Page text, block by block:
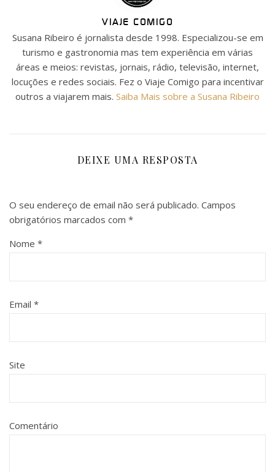
VIAJE COMIGO
Susana Ribeiro é jornalista desde 1998. Especializou-se em
turismo e gastronomia mas tem experiência em várias
áreas e meios: revistas, jornais, rádio, televisão, internet,
locuções e redes sociais. Fez o Viaje Comigo para incentivar
outros a viajarem mais. Saiba Mais sobre a Susana Ribeiro
DEIXE UMA RESPOSTA
O seu endereço de email não será publicado. Campos
obrigatórios marcados com *
Nome *
Email *
Site
Comentário